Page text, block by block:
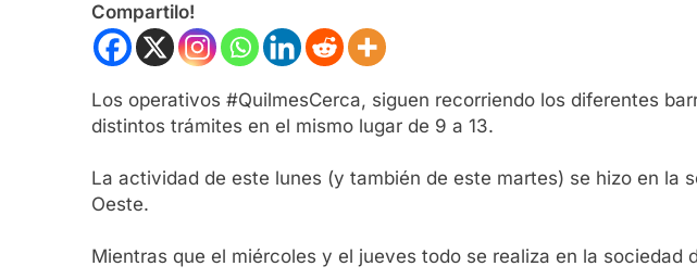
Compartilo!
Los operativos #QuilmesCerca, siguen recorriendo los diferentes
distintos trámites en el mismo lugar de 9 a 13.
La actividad de este lunes (y también de este martes) se hizo en la
Oeste.
Mientras que el miércoles y el jueves todo se realiza en la